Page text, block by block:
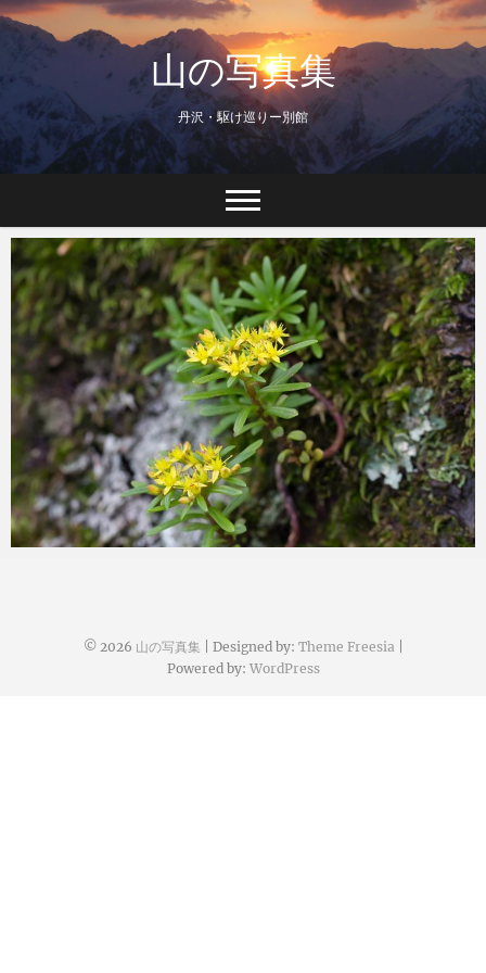
Skip
to
山の写真集
丹沢・駆け巡りー別館
© 2026 山の写真集 | Designed by: Theme Freesia|
Powered by: WordPress